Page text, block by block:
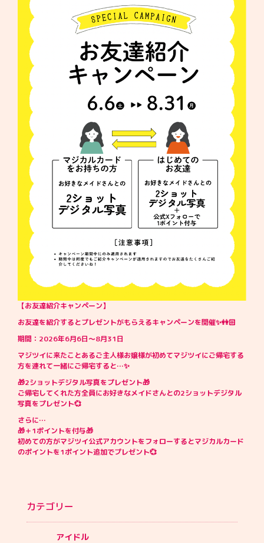
【お友達紹介キャンペーン】
お友達を紹介するとプレゼントがもらえるキャンペーンを開催✨👭🏻
期間：2026年6月6日〜8月31日
マジツイに来たことあるご主人様お嬢様が初めてマジツイにご帰宅する
方を連れて一緒にご帰宅すると…✨
🎁2ショットデジタル写真をプレゼント🎁
ご帰宅してくれた方全員にお好きなメイドさんとの2ショットデジタル
写真をプレゼント💞
さらに…
🎁＋1ポイントを付与🎁
初めての方がマジツイ公式アカウントをフォローするとマジカルカード
のポイントを1ポイント追加でプレゼント💞
カテゴリー
アイドル